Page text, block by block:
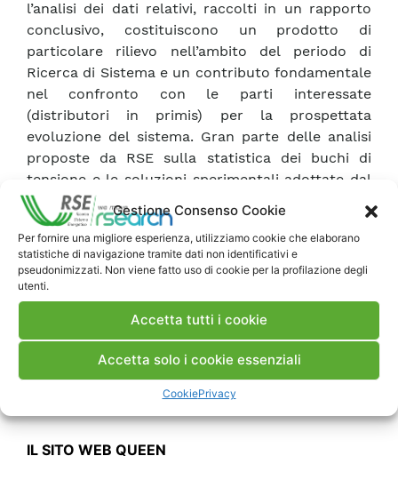
Gestione Consenso Cookie
Per fornire una migliore esperienza, utilizziamo cookie che elaborano
statistiche di navigazione tramite dati non identificativi e
pseudonimizzati. Non viene fatto uso di cookie per la profilazione degli
utenti.
Accetta tutti i cookie
Accetta solo i cookie essenziali
CookiePrivacy
l’analisi dei dati relativi, raccolti in un rapporto
conclusivo, costituiscono un prodotto di
particolare rilievo nell’ambito del periodo di
Ricerca di Sistema e un contributo fondamentale
nel confronto con le parti interessate
(distributori in primis) per la prospettata
evoluzione del sistema. Gran parte delle analisi
proposte da RSE sulla statistica dei buchi di
tensione e le soluzioni sperimentali adottate dal
sistema QuEEN hanno già avuto immediate
ricadute sull’attività del Tavolo di lavoro riguardo
ad alcuni requisiti che saranno richiesti al
sistema di monitoraggio nazionale e che non
costituiscono ancora una pratica comune per
l’identificazione dell’origine in MT o AT dell’evento
buco di tensione e l’analisi dei trend di possibili
rete ai buchi di tensione.
IL SITO WEB QUEEN